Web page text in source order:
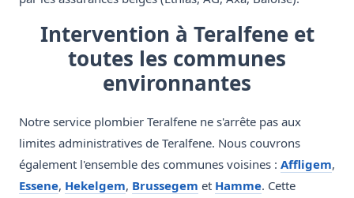
Intervention à Teralfene et
toutes les communes
environnantes
Notre service plombier Teralfene ne s'arrête pas aux
limites administratives de Teralfene. Nous couvrons
également l'ensemble des communes voisines : Affligem,
Essene, Hekelgem, Brussegem et Hamme. Cette